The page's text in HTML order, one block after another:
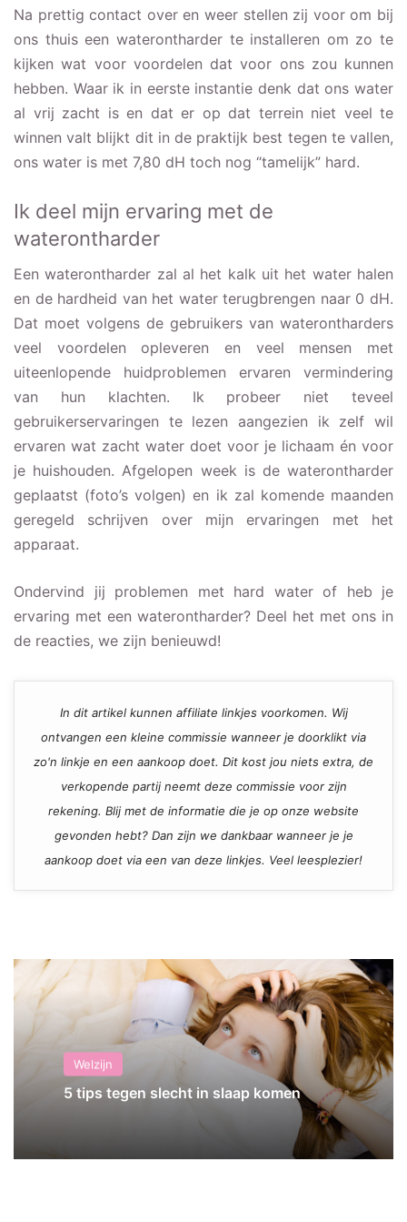
Na prettig contact over en weer stellen zij voor om bij
ons thuis een waterontharder te installeren om zo te
kijken wat voor voordelen dat voor ons zou kunnen
hebben. Waar ik in eerste instantie denk dat ons water
al vrij zacht is en dat er op dat terrein niet veel te
winnen valt blijkt dit in de praktijk best tegen te vallen,
ons water is met 7,80 dH toch nog “tamelijk” hard.
Ik deel mijn ervaring met de
waterontharder
Een waterontharder zal al het kalk uit het water halen
en de hardheid van het water terugbrengen naar 0 dH.
Dat moet volgens de gebruikers van waterontharders
veel voordelen opleveren en veel mensen met
uiteenlopende huidproblemen ervaren vermindering
van hun klachten. Ik probeer niet teveel
gebruikerservaringen te lezen aangezien ik zelf wil
ervaren wat zacht water doet voor je lichaam én voor
je huishouden. Afgelopen week is de waterontharder
geplaatst (foto’s volgen) en ik zal komende maanden
geregeld schrijven over mijn ervaringen met het
apparaat.
Ondervind jij problemen met hard water of heb je
ervaring met een waterontharder? Deel het met ons in
de reacties, we zijn benieuwd!
In dit artikel kunnen affiliate linkjes voorkomen. Wij
ontvangen een kleine commissie wanneer je doorklikt via
zo'n linkje en een aankoop doet. Dit kost jou niets extra, de
verkopende partij neemt deze commissie voor zijn
rekening. Blij met de informatie die je op onze website
gevonden hebt? Dan zijn we dankbaar wanneer je je
aankoop doet via een van deze linkjes. Veel leesplezier!
Welzijn
5 tips tegen slecht in slaap komen